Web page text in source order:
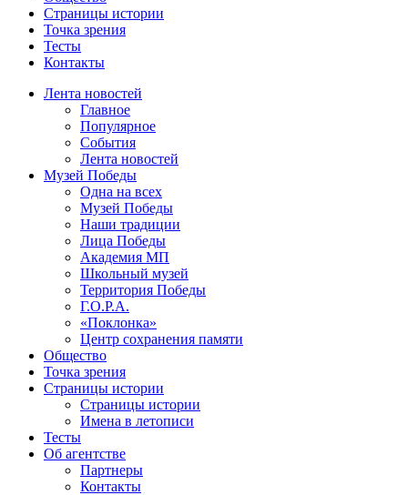
Страницы истории
Точка зрения
Тесты
Контакты
Лента новостей
Главное
Популярное
События
Лента новостей
Музей Победы
Одна на всех
Музей Победы
Наши традиции
Лица Победы
Академия МП
Школьный музей
Территория Победы
Г.О.Р.А.
«Поклонка»
Центр сохранения памяти
Общество
Точка зрения
Страницы истории
Страницы истории
Имена в летописи
Тесты
Об агентстве
Партнеры
Контакты